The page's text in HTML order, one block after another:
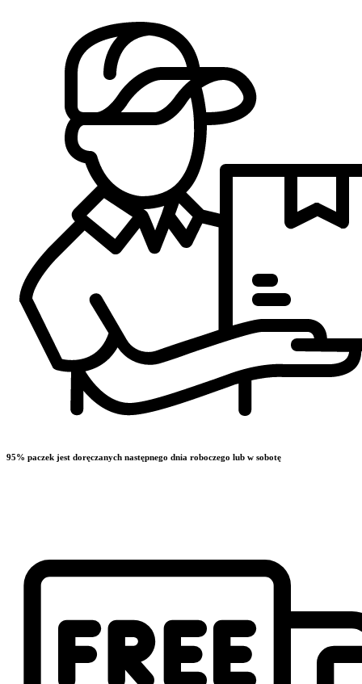
95% paczek jest doręczanych następnego dnia roboczego lub w sobotę